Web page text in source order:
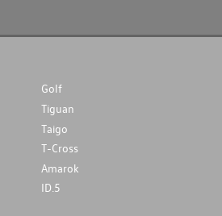
Golf
Tiguan
Taigo
T-Cross
Amarok
ID.5